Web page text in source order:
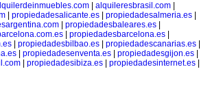
| alquileresbrasil.com|
| propiedadesalicante.es| propiedadesalmeria.es|
| propiedadesbaleares.es|
| propiedadesbarcelona.es|
propiedadesbilbao.es propiedadescanarias.es
| propiedadesenventa.es| propiedadesgijon.es|
propiedadesibiza.es propiedadesinternet.es